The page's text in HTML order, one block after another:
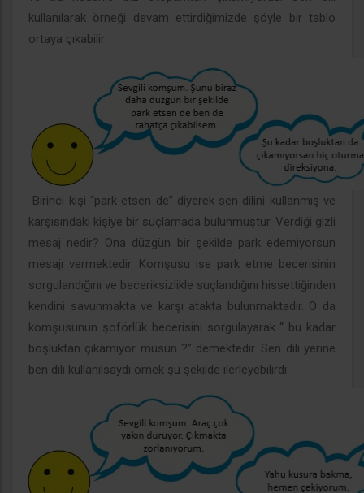
kullanılarak örneği devam ettirdiğimizde şöyle bir tablo
ortaya çıkabilir:
Birinci kişi “park etsen de” diyerek sen dilini kullanmış ve
karşısındaki kişiye bir suçlamada bulunmuştur. Verdiği gizli
mesaj nedir? Ona düzgün bir şekilde park edemiyorsun
mesajı vermektedir. Komşusu ise park etme becerisinin
sorgulandığını ve beceriksizlikle suçlandığını hissettiğinden
kendini savunmakta ve karşı atakta bulunmaktadır. O da
komşusunun şoförlük becerisini sorgulayarak “ bu kadar
boşluktan çıkamıyor musun ?” demektedir. Sen dili yerine
ben dili kullanılsaydı örnek şu şekilde ilerleyebilirdi: